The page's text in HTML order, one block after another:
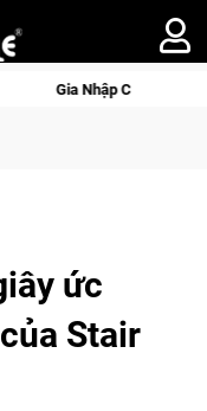
Nhập Closed Beta Norse
ức
Stair